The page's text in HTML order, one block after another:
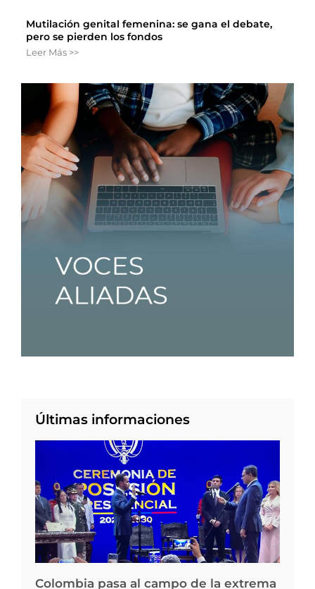
Mutilación genital femenina: se gana el debate,
pero se pierden los fondos
Leer Más >>
Últimas informaciones
Colombia pasa al campo de la extrema